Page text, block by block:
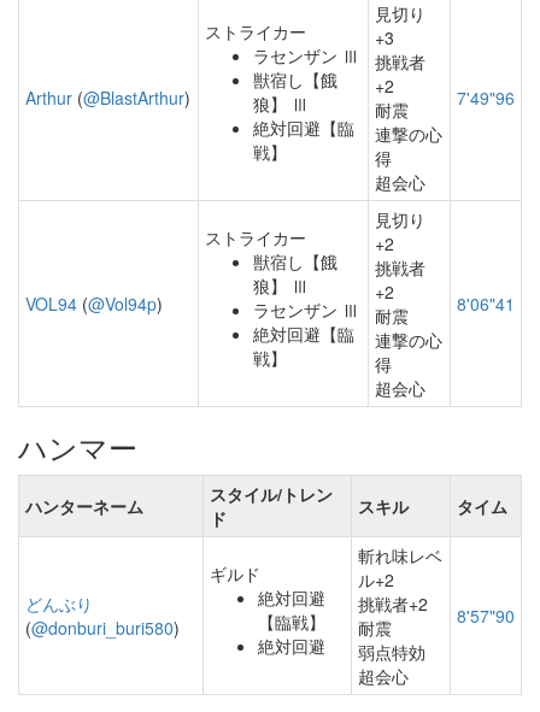
Arthur (@BlastArthur)
ストライカー
ラセンザン Ⅲ
獣宿し【餓
狼】 Ⅲ
絶対回避【臨
戦】
見切り
+3
挑戦者
+2
耐震
連撃の心
得
超会心
7'49"96
VOL94 (@Vol94p)
ストライカー
獣宿し【餓
狼】 Ⅲ
ラセンザン Ⅲ
絶対回避【臨
戦】
見切り
+2
挑戦者
+2
耐震
連撃の心
得
超会心
8'06"41
ハンマー
ハンターネーム
スタイル/トレン
ド
スキル タイム
どんぶり
(@donburi_buri580)
ギルド
絶対回避
【臨戦】
絶対回避
斬れ味レベ
ル+2
挑戦者+2
耐震
弱点特効
超会心
8'57"90